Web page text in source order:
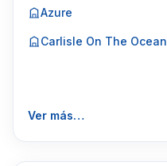
Azure
Carlisle On The Ocean
Ver más…